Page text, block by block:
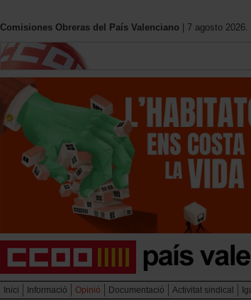
Comisiones Obreras del País Valenciano | 7 agosto 2026.
Inici Informació Opinió Documentació Activitat sindical